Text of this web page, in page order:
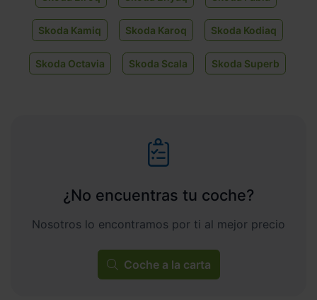
Skoda Kamiq Skoda Karoq Skoda Kodiaq
Skoda Octavia Skoda Scala Skoda Superb
¿No encuentras tu coche?
Nosotros lo encontramos por ti al mejor precio
Coche a la carta